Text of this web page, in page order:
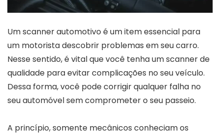
Um scanner automotivo é um item essencial para
um motorista descobrir problemas em seu carro.
Nesse sentido, é vital que você tenha um scanner de
qualidade para evitar complicações no seu veículo.
Dessa forma, você pode corrigir qualquer falha no
seu automóvel sem comprometer o seu passeio.
A princípio, somente mecânicos conheciam os